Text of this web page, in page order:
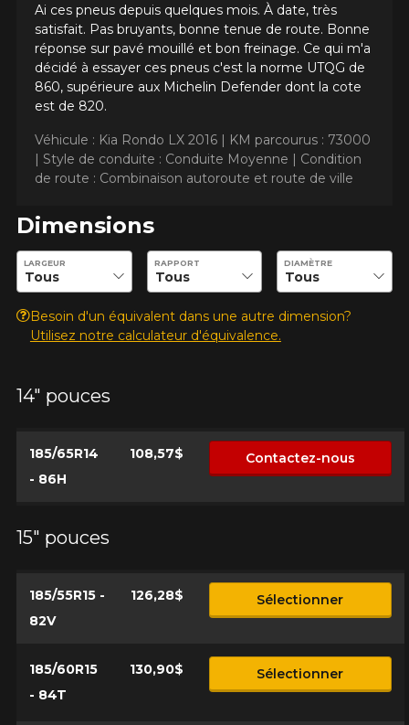
Ai ces pneus depuis quelques mois. À date, très
satisfait. Pas bruyants, bonne tenue de route. Bonne
réponse sur pavé mouillé et bon freinage. Ce qui m'a
décidé à essayer ces pneus c'est la norme UTQG de
860, supérieure aux Michelin Defender dont la cote
est de 820.
Véhicule : Kia Rondo LX 2016 | KM parcourus : 73000
| Style de conduite : Conduite Moyenne | Condition
de route : Combinaison autoroute et route de ville
Dimensions
Entrez les dimensions souhaitées pour vérifier la disponibilité
LARGEUR RAPPORT DIAMÈTRE
Besoin d'un équivalent dans une autre dimension?
Utilisez notre calculateur d'équivalence.
14" pouces
185/65R14
- 86H
108,57$ Contactez-nous
15" pouces
185/55R15 -
82V
126,28$ Sélectionner
185/60R15
- 84T
130,90$ Sélectionner
Votre avis concernant le
KINERGY PT H737
Nom
Courriel
Votre véhicule
Année
Modèle
Option